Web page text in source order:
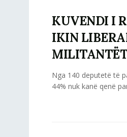
KUVENDI I
IKIN
Nga 140 deputetë të
44% nuk kanë qenë